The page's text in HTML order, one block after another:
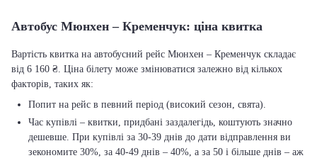
Автобус Мюнхен – Кременчук: ціна квитка
Вартість квитка на автобусний рейс Мюнхен – Кременчук складає
від 6 160 ₴. Ціна білету може змінюватися залежно від кількох
факторів, таких як:
Попит на рейс в певний період (високий сезон, свята).
Час купівлі – квитки, придбані заздалегідь, коштують значно
дешевше. При купівлі за 30-39 днів до дати відправлення ви
зекономите 30%, за 40-49 днів – 40%, а за 50 і більше днів – аж